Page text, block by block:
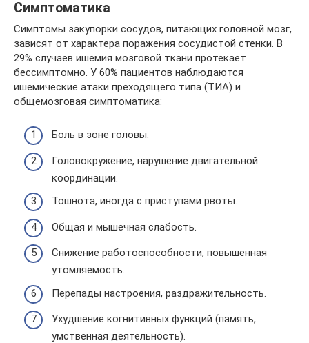
Симптоматика
Симптомы закупорки сосудов, питающих головной мозг,
зависят от характера поражения сосудистой стенки. В
29% случаев ишемия мозговой ткани протекает
бессимптомно. У 60% пациентов наблюдаются
ишемические атаки преходящего типа (ТИА) и
общемозговая симптоматика:
Боль в зоне головы.
Головокружение, нарушение двигательной
координации.
Тошнота, иногда с приступами рвоты.
Общая и мышечная слабость.
Снижение работоспособности, повышенная
утомляемость.
Перепады настроения, раздражительность.
Ухудшение когнитивных функций (память,
умственная деятельность).